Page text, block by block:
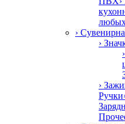
любых
›
›
›
Ручки